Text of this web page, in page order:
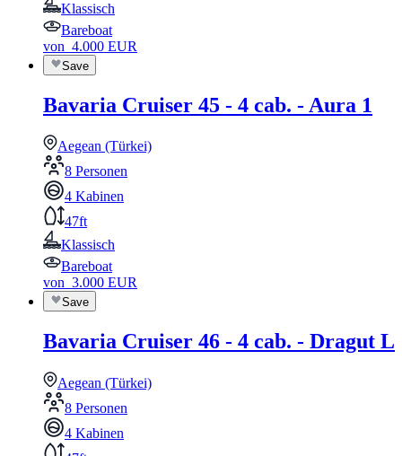
Klassisch
Bareboat
von 4.000 EUR
Save
Bavaria Cruiser 45 - 4 cab. - Aura 1
Aegean (Türkei)
8 Personen
4 Kabinen
47ft
Klassisch
Bareboat
von 3.000 EUR
Save
Bavaria Cruiser 46 - 4 cab. - Dragut L
Aegean (Türkei)
8 Personen
4 Kabinen